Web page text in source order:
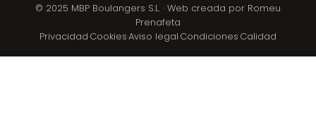
© 2025 MBP Boulangers S.L. · Web creada por Romeu
Prenafeta
Privacidad·Cookies·Aviso legal·Condiciones·Calidad